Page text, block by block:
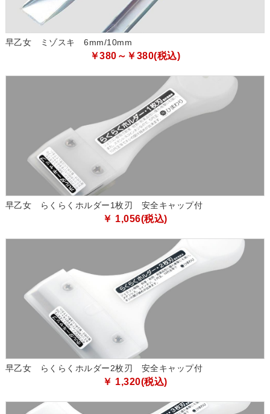
早乙女 ミゾスキ 6mm/10mm
￥380～￥380(税込)
早乙女 らくらくホルダー1枚刃 安全キャップ付
￥ 1,056(税込)
早乙女 らくらくホルダー2枚刃 安全キャップ付
￥ 1,320(税込)